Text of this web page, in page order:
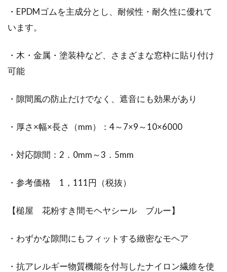
・EPDMゴムを主成分とし、耐候性・耐久性に優れて
います。
・木・金属・塗装枠など、さまざまな窓枠に貼り付け
可能
・隙間風の防止だけでなく、遮音にも効果があり
・厚さ×幅×長さ（mm）：4～7×9～10×6000
・対応隙間：2．0mm～3．5mm
・参考価格 1，111円（税抜）
【槌屋 花粉すき間モヘヤシール ブルー】
・わずかな隙間にもフィットする緻密なモヘア
・抗アレルギー物質機能を付与したナイロン繊維を使